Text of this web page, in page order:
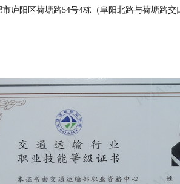
庐阳区荷塘路54号4栋（阜阳北路与荷塘路交